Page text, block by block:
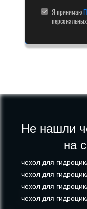
Я принимаю
Не нашли
на
чехол для
чехол для
чехол для
чехол для